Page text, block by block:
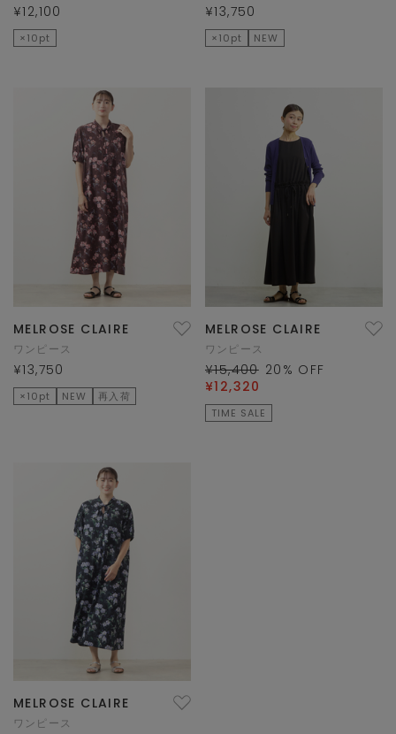
¥12,100
×10pt
¥13,750
×10pt NEW
MELROSE CLAIRE
ワンピース
¥13,750
×10pt NEW 再入荷
MELROSE CLAIRE
ワンピース
¥15,400 20 % OFF
¥12,320
TIME SALE
MELROSE CLAIRE
ワンピース